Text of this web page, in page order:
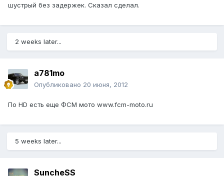
шустрый без задержек. Сказал сделал.
2 weeks later...
a781mo
Опубликовано 20 июня, 2012
По HD есть еще ФСМ мото www.fcm-moto.ru
5 weeks later...
SuncheSS